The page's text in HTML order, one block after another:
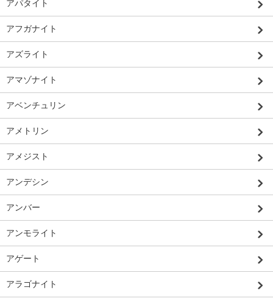
アパタイト
アフガナイト
アズライト
アマゾナイト
アベンチュリン
アメトリン
アメジスト
アンデシン
アンバー
アンモライト
アゲート
アラゴナイト